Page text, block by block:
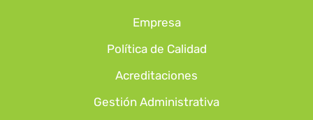
Empresa
Política de Calidad
Acreditaciones
Gestión Administrativa